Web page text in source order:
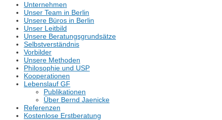
Unternehmen
Unser Team in Berlin
Unsere Büros in Berlin
Unser Leitbild
Unsere Beratungsgrundsätze
Selbstverständnis
Vorbilder
Unsere Methoden
Philosophie und USP
Kooperationen
Lebenslauf GF
Publikationen
Über Bernd Jaenicke
Referenzen
Kostenlose Erstberatung